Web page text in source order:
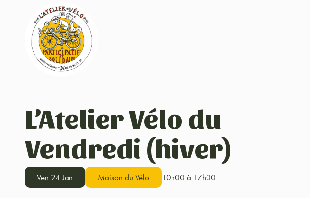
L’Atelier Vélo du
Vendredi (hiver)
Ven 24 Jan Maison du Vélo 10h00 à 17h00